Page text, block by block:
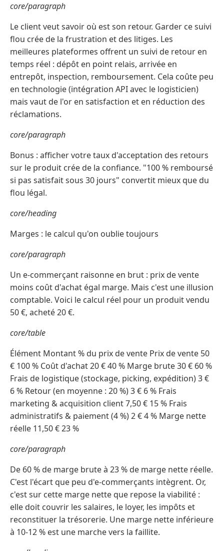
core/paragraph
Le client veut savoir où est son retour. Garder ce suivi
flou crée de la frustration et des litiges. Les
meilleures plateformes offrent un suivi de retour en
temps réel : dépôt en point relais, arrivée en
entrepôt, inspection, remboursement. Cela coûte peu
en technologie (intégration API avec le logisticien)
mais vaut de l'or en satisfaction et en réduction des
réclamations.
core/paragraph
Bonus : afficher votre taux d'acceptation des retours
sur le produit crée de la confiance. "100 % remboursé
si pas satisfait sous 30 jours" convertit mieux que du
flou légal.
core/heading
Marges : le calcul qu'on oublie toujours
core/paragraph
Un e-commerçant raisonne en brut : prix de vente
moins coût d'achat égal marge. Mais c'est une illusion
comptable. Voici le calcul réel pour un produit vendu
50 €, acheté 20 €.
core/table
Élément Montant % du prix de vente Prix de vente 50
€ 100 % Coût d'achat 20 € 40 % Marge brute 30 € 60 %
Frais de logistique (stockage, picking, expédition) 3 €
6 % Retour (en moyenne : 20 %) 3 € 6 % Frais
marketing & acquisition client 7,50 € 15 % Frais
administratifs & paiement (4 %) 2 € 4 % Marge nette
réelle 11,50 € 23 %
core/paragraph
De 60 % de marge brute à 23 % de marge nette réelle.
C'est l'écart que peu d'e-commerçants intègrent. Or,
c'est sur cette marge nette que repose la viabilité :
elle doit couvrir les salaires, le loyer, les impôts et
reconstituer la trésorerie. Une marge nette inférieure
à 10-12 % est une marche vers la faillite.